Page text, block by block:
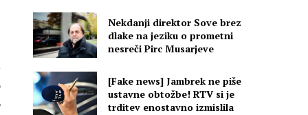
Nekdanji direktor Sove brez
dlake na jeziku o prometni
nesreči Pirc Musarjeve
[Fake news] Jambrek ne piše
ustavne obtožbe! RTV si je
trditev enostavno izmislila